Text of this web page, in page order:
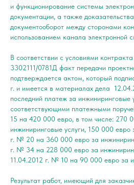
и функционирование системы
документации, а также
документооборот между сторонами
использованием канала электронной
В соответствии с условиями
3302111/0781Д факт передачи
подтверждается актом, который
г. и имеется в материалах дела
последний платеж за инжиниринговые
соответствующими платежными
15 на 420 000 евро, в том числе: 270
инжиниринговые услуги, 150 000 евро
г. № 20 на 360 000 евро за
г. № 34 на 228 000 евро за
11.04.2012 г. № 10 на 90 000 евро за
Результат работ, имеющий для